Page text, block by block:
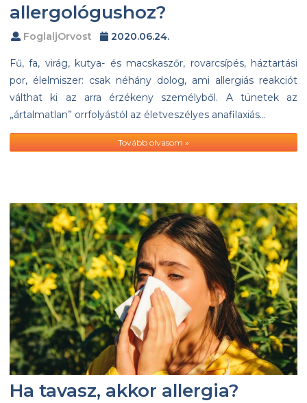
allergológushoz?
FoglaljOrvost 2020.06.24.
Fű, fa, virág, kutya- és macskaszőr, rovarcsípés, háztartási
por, élelmiszer: csak néhány dolog, ami allergiás reakciót
válthat ki az arra érzékeny személyből. A tünetek az
„ártalmatlan” orrfolyástól az életveszélyes anafilaxiás…
Tovább olvasom »
Ha tavasz, akkor allergia?